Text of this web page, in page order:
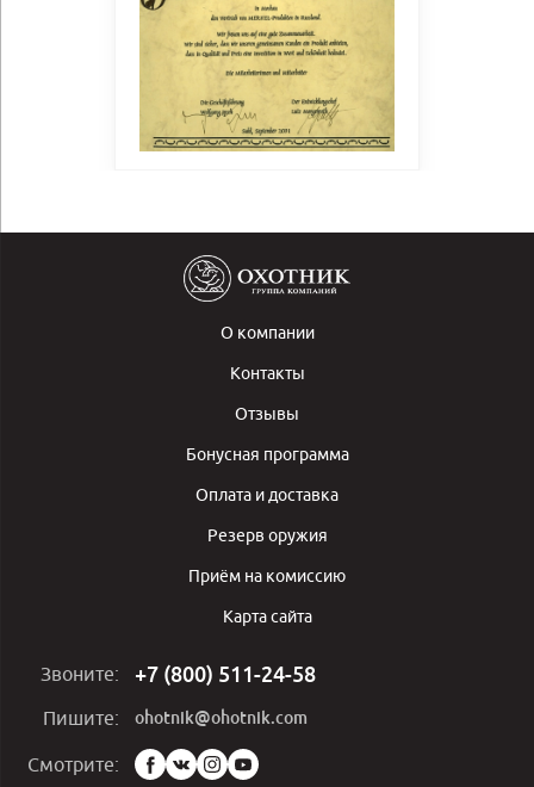
О компании
Контакты
Отзывы
Бонусная программа
Оплата и доставка
Резерв оружия
Приём на комиссию
Карта сайта
Звоните: +7 (800) 511-24-58
Пишите: ohotnik@ohotnik.com
Смотрите:
Мы
в